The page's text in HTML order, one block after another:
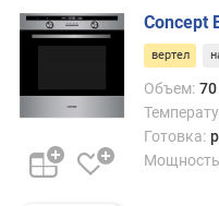
е
р
п
т
р
Concept
вертел
Объем: 70
Готовка: